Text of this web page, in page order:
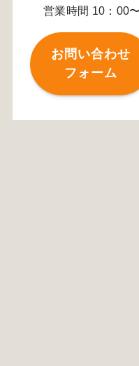
営業時間 10：00
お問い合わせ
フォーム